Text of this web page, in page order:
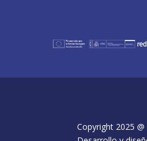
Copyright 2025